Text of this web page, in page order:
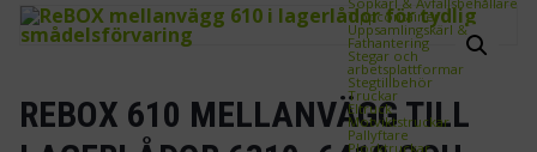
Tippcontainer
Uppsamlingskärl &
Fathantering
Stegar och
arbetsplattformar
Stegtillbehör
Truckar
Eltruck
Motviktstruckar
Pallyftare
Plocktruckar
REBOX 610 MELLANVÄGG TILL